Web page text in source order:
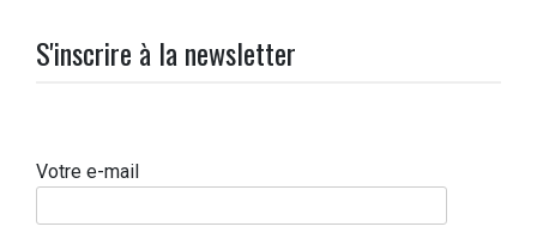
S'inscrire à la newsletter
Votre e-mail